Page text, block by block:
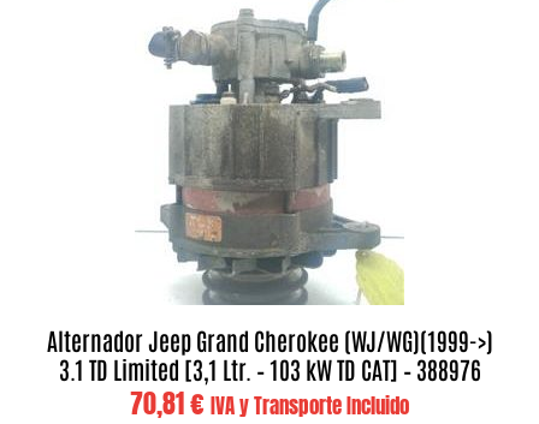
Alternador Jeep Grand Cherokee (WJ/WG)(1999->)
3.1 TD Limited [3,1 Ltr. – 103 kW TD CAT] – 388976
70,81€ IVA y Transporte Incluido